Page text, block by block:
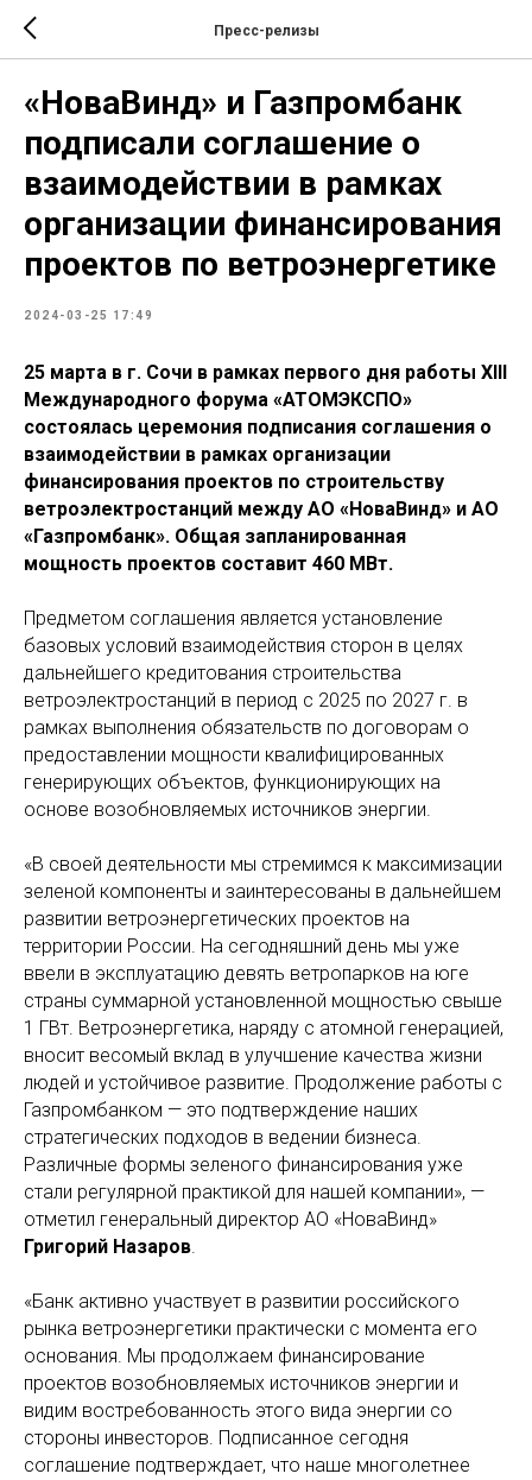
Пресс-релизы
«НоваВинд» и Газпромбанк
подписали соглашение о
взаимодействии в рамках
организации финансирования
проектов по ветроэнергетике
2024-03-25 17:49
25 марта в г. Сочи в рамках первого дня работы XIII
Международного форума «АТОМЭКСПО»
состоялась церемония подписания соглашения о
взаимодействии в рамках организации
финансирования проектов по строительству
ветроэлектростанций между АО «НоваВинд» и АО
«Газпромбанк». Общая запланированная
мощность проектов составит 460 МВт.
Предметом соглашения является установление
базовых условий взаимодействия сторон в целях
дальнейшего кредитования строительства
ветроэлектростанций в период с 2025 по 2027 г. в
рамках выполнения обязательств по договорам о
предоставлении мощности квалифицированных
генерирующих объектов, функционирующих на
основе возобновляемых источников энергии.
«В своей деятельности мы стремимся к максимизации
зеленой компоненты и заинтересованы в дальнейшем
развитии ветроэнергетических проектов на
территории России. На сегодняшний день мы уже
ввели в эксплуатацию девять ветропарков на юге
страны суммарной установленной мощностью свыше
1 ГВт. Ветроэнергетика, наряду с атомной генерацией,
вносит весомый вклад в улучшение качества жизни
людей и устойчивое развитие. Продолжение работы с
Газпромбанком — это подтверждение наших
стратегических подходов в ведении бизнеса.
Различные формы зеленого финансирования уже
стали регулярной практикой для нашей компании», —
отметил генеральный директор АО «НоваВинд»
Григорий Назаров.
«Банк активно участвует в развитии российского
рынка ветроэнергетики практически с момента его
основания. Мы продолжаем финансирование
проектов возобновляемых источников энергии и
видим востребованность этого вида энергии со
стороны инвесторов. Подписанное сегодня
соглашение подтверждает, что наше многолетнее